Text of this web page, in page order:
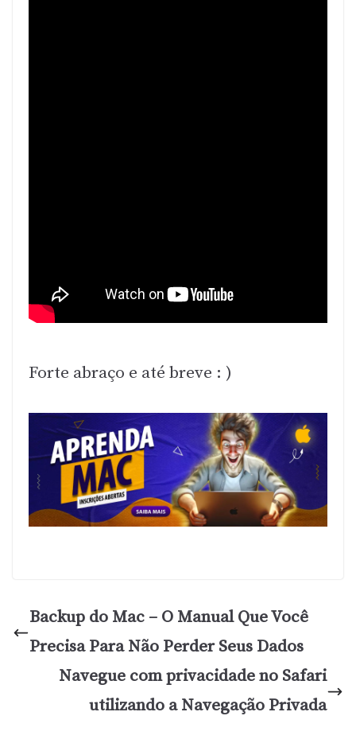
Forte abraço e até breve : )
Backup do Mac – O Manual Que Você
Precisa Para Não Perder Seus Dados
Navegue com privacidade no Safari
utilizando a Navegação Privada